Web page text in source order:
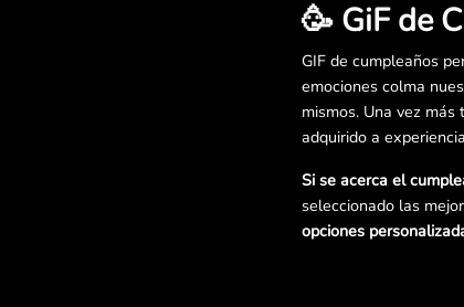
🥳 GiF de
GIF de cumpleaños
emociones colma
mismos. Una vez
adquirido a
Si se acerca el
seleccionado las
opciones